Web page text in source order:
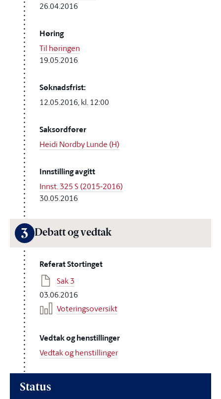
26.04.2016
Høring
Til høringen
19.05.2016
Søknadsfrist:
12.05.2016, kl. 12:00
Saksordfører
Heidi Nordby Lunde (H)
Innstilling avgitt
Innst. 325 S (2015-2016)
30.05.2016
3 Debatt og vedtak
Referat Stortinget
Sak 3
03.06.2016
Voteringsoversikt
Vedtak og henstillinger
Vedtak og henstillinger
Status